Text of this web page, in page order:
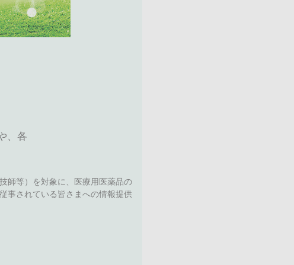
、各
師等）を対象に、医療用医薬品の
事されている皆さまへの情報提供